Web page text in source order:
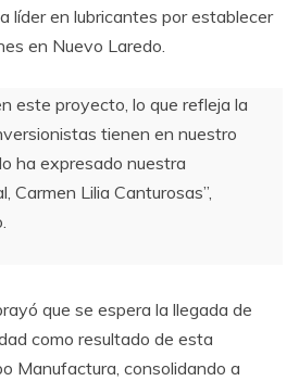
líder en lubricantes por establecer
en Nuevo Laredo.
este proyecto, lo que refleja la
tienen en nuestro
ha expresado nuestra
Carmen Lilia Canturosas”,
que se espera la llegada de
como resultado de esta
Manufactura, consolidando a